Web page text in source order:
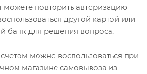
можете повторить авторизацию
другой картой или
банк для решения вопроса.
можно воспользоваться при
магазине самовывоза из